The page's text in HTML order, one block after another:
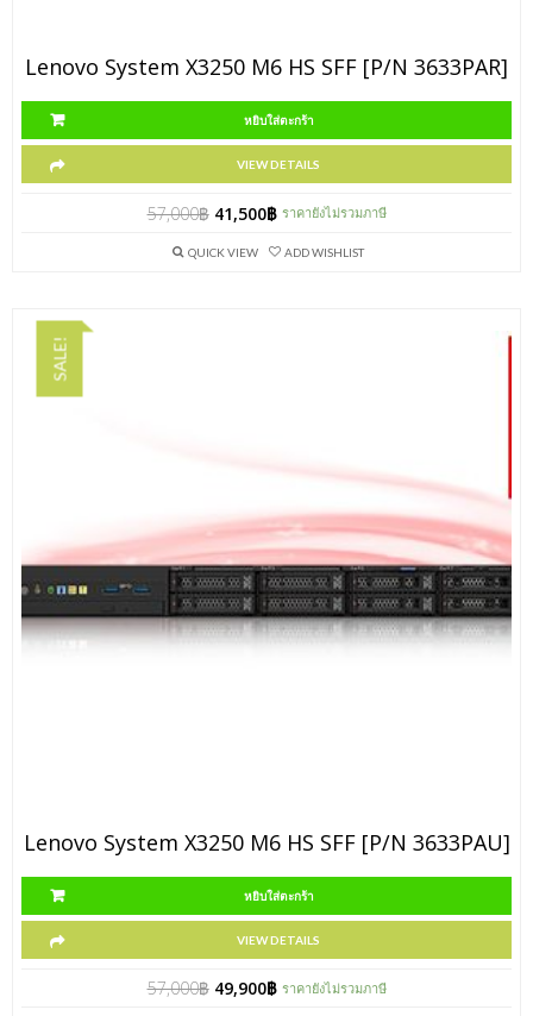
Lenovo System X3250 M6 HS SFF [P/N 3633PAR]
หยิบใส่ตะกร้า
VIEW DETAILS
57,000฿ 41,500฿ ราคายังไม่รวมภาษี
QUICK VIEW ADD WISHLIST
SALE!
Lenovo System X3250 M6 HS SFF [P/N 3633PAU]
หยิบใส่ตะกร้า
VIEW DETAILS
57,000฿ 49,900฿ ราคายังไม่รวมภาษี